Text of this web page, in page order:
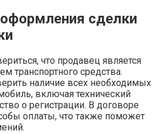
сделки
что продавец является
транспортного средства.
наличие всех необходимых
включая технический
о регистрации. В договоре
оплаты, что также поможет